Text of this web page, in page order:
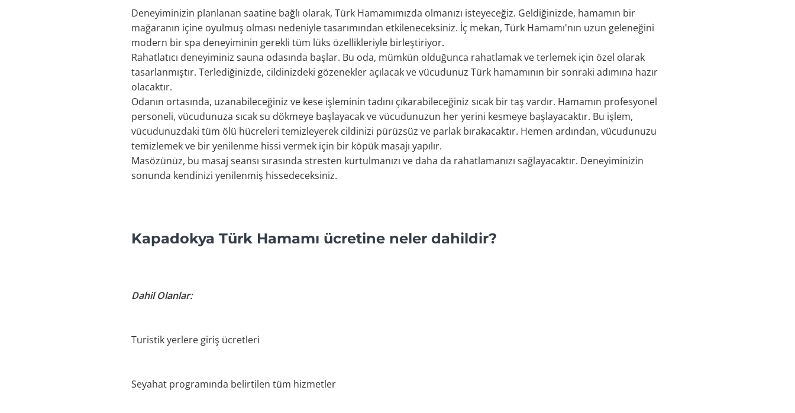
Deneyiminizin planlanan saatine bağlı olarak, Türk Hamamımızda olmanızı isteyeceğiz. Geldiğinizde, hamamın bir
mağaranın içine oyulmuş olması nedeniyle tasarımından etkileneceksiniz. İç mekan, Türk Hamamı'nın uzun geleneğini
modern bir spa deneyiminin gerekli tüm lüks özellikleriyle birleştiriyor.
Rahatlatıcı deneyiminiz sauna odasında başlar. Bu oda, mümkün olduğunca rahatlamak ve terlemek için özel olarak
tasarlanmıştır. Terlediğinizde, cildinizdeki gözenekler açılacak ve vücudunuz Türk hamamının bir sonraki adımına hazır
olacaktır.
Odanın ortasında, uzanabileceğiniz ve kese işleminin tadını çıkarabileceğiniz sıcak bir taş vardır. Hamamın profesyonel
personeli, vücudunuza sıcak su dökmeye başlayacak ve vücudunuzun her yerini kesmeye başlayacaktır. Bu işlem,
vücudunuzdaki tüm ölü hücreleri temizleyerek cildinizi pürüzsüz ve parlak bırakacaktır. Hemen ardından, vücudunuzu
temizlemek ve bir yenilenme hissi vermek için bir köpük masajı yapılır.
Masözünüz, bu masaj seansı sırasında stresten kurtulmanızı ve daha da rahatlamanızı sağlayacaktır. Deneyiminizin
sonunda kendinizi yenilenmiş hissedeceksiniz.
Kapadokya Türk Hamamı ücretine neler dahildir?
Dahil Olanlar:
Turistik yerlere giriş ücretleri
Seyahat programında belirtilen tüm hizmetler